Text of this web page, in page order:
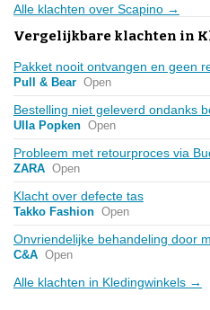
Alle klachten over Scapino →
Vergelijkbare klachten in
Pakket nooit ontvangen en geen
Pull & Bear Open
Bestelling niet geleverd ondanks
Ulla Popken Open
Probleem met retourproces via
ZARA Open
Klacht over defecte tas
Takko Fashion Open
Onvriendelijke behandeling door
C&A Open
Alle klachten in Kledingwinkels →